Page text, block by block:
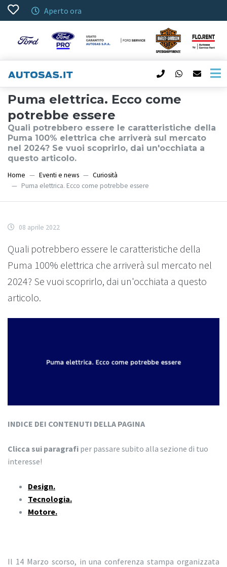
Aperto ora
Puma elettrica. Ecco come
potrebbe essere
Quali potrebbero essere le caratteristiche della
Puma 100% elettrica che arriverà sul mercato
nel 2024? Se vuoi scoprirlo, dai un'occhiata a
questo articolo.
Home Eventi e news
Curiosità
Puma elettrica. Ecco come potrebbe essere
08 aprile 2022
Quali potrebbero essere le caratteristiche della
Puma 100% elettrica che arriverà sul mercato nel
2024? Se vuoi scoprirlo, dai un'occhiata a questo
articolo.
INDICE DEI CONTENUTI DELLA PAGINA
Clicca sui paragrafi per passare subito alla sezione di tuo
interesse!
Design.
Tecnologia.
Motore.
Il 14 Marzo scorso, in una conferenza stampa organizzata